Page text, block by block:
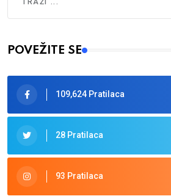
Type 2 or more characters for results.
POVEŽITE SE
109,624 Pratilaca
28 Pratilaca
93 Pratilaca